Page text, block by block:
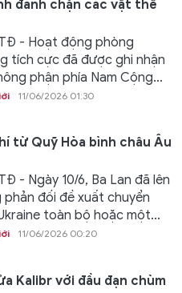
đánh chặn các vật thể
- Hoạt động phòng
tích cực đã được ghi nhận
phận phía Nam Cộng...
11/06/2026 01:30
từ Quỹ Hòa bình châu Âu
- Ngày 10/6, Ba Lan đã lên
phản đối đề xuất chuyển
toàn bộ hoặc một...
11/06/2026 00:20
Kalibr với đầu đạn chùm